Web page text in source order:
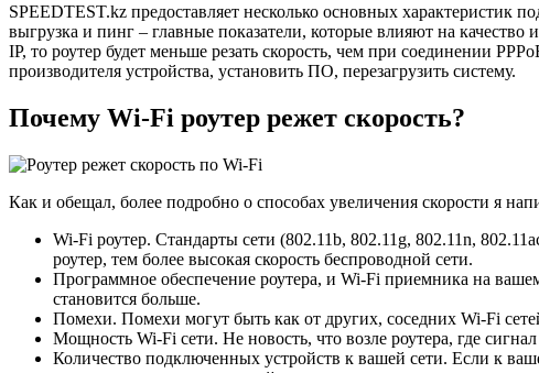
SPEEDTEST.kz предоставляет несколько основных характеристик
выгрузка и пинг – главные показатели, которые влияют на
IP, то роутер будет меньше резать скорость, чем при соединении
производителя устройства, установить ПО, перезагрузить систему.
Почему Wi-Fi роутер режет скорость?
Как и обещал, более подробно о способах увеличения скорости я
Wi-Fi роутер. Стандарты сети (802.11b, 802.11g, 802.11n,
роутер, тем более высокая скорость беспроводной сети.
Программное обеспечение роутера, и Wi-Fi приемника на
становится больше.
Помехи. Помехи могут быть как от других, соседних Wi-Fi
Мощность Wi-Fi сети. Не новость, что возле роутера, где
Количество подключенных устройств к вашей сети. Если к